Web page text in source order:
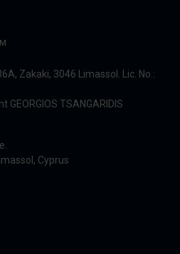
Zakaki, 3046 Limassol. Lic. No.:
TSANGARIDIS
Cyprus